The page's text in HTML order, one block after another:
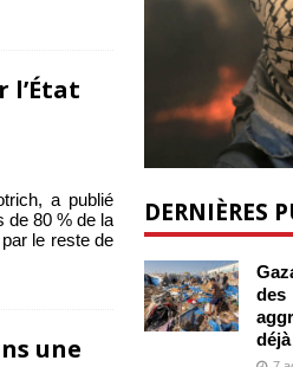
l’État
a publié
de 80 % de la
le reste de
une
DERNIÈRES
des